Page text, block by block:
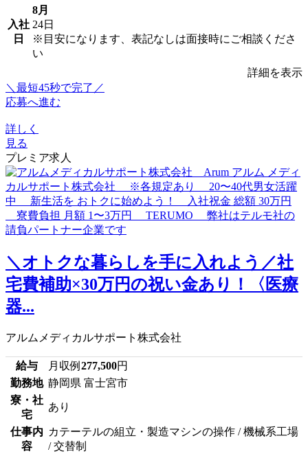
入社
日
8月
24日
※目安になります、表記なしは面接時にご相談くださ
い
詳細を表示
＼最短45秒で完了／
応募へ進む
詳しく
見る
プレミア求人
＼オトクな暮らしを手に入れよう／社
宅費補助×30万円の祝い金あり！〈医療
器...
アルムメディカルサポート株式会社
給与 月収例 277,500円
勤務地 静岡県 富士宮市
寮・社
宅
あり
仕事内
容
カテーテルの組立・製造マシンの操作 / 機械系工場
/ 交替制